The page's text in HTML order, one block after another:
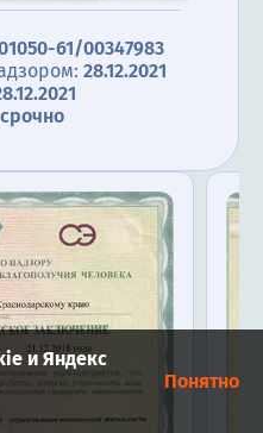
61/00347983
28.12.2021
и Яндекс
Понятно